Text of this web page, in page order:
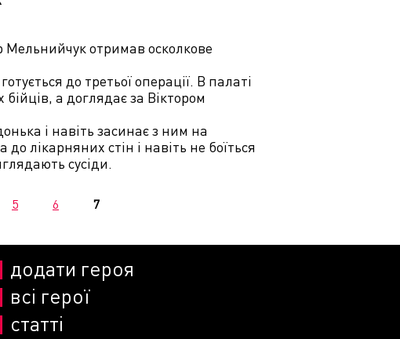
отримав осколкове
до третьої операції. В палаті
а доглядає за Віктором
і навіть засинає з ним на
лікарняних стін і навіть не боїться
сусіди.
5 6 7
додати героя
всі герої
статті